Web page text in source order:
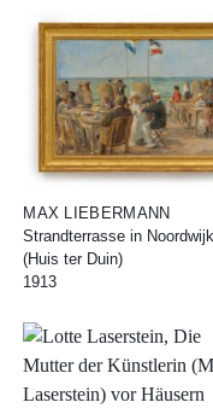
MAX LIEBERMANN
Strandterrasse in Noordwijk
(Huis ter Duin)
1913